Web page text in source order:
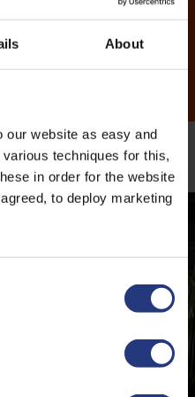
About
our website as easy and
techniques for this,
in order for the website
to deploy marketing